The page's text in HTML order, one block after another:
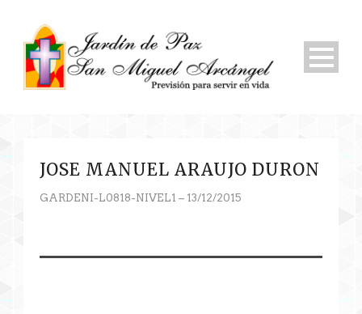
JOSE MANUEL ARAUJO DURON
GARDENI-L0818-NIVEL1 – 13/12/2015